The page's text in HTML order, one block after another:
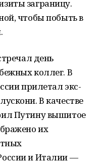
заграницу.
чтобы побыть в
день
коллег. В
прилетал экс-
В качестве
Путину вышитое
их
и Италии —